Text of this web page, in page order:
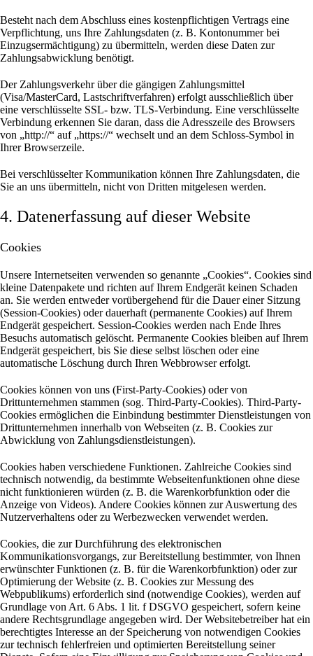
Besteht nach dem Abschluss eines kostenpflichtigen Vertrags eine
Verpflichtung, uns Ihre Zahlungsdaten (z. B. Kontonummer bei
Einzugsermächtigung) zu übermitteln, werden diese Daten zur
Zahlungsabwicklung benötigt.
Der Zahlungsverkehr über die gängigen Zahlungsmittel
(Visa/MasterCard, Lastschriftverfahren) erfolgt ausschließlich über
eine verschlüsselte SSL- bzw. TLS-Verbindung. Eine verschlüsselte
Verbindung erkennen Sie daran, dass die Adresszeile des Browsers
von „http://“ auf „https://“ wechselt und an dem Schloss-Symbol in
Ihrer Browserzeile.
Bei verschlüsselter Kommunikation können Ihre Zahlungsdaten, die
Sie an uns übermitteln, nicht von Dritten mitgelesen werden.
4. Datenerfassung auf dieser Website
Cookies
Unsere Internetseiten verwenden so genannte „Cookies“. Cookies sind
kleine Datenpakete und richten auf Ihrem Endgerät keinen Schaden
an. Sie werden entweder vorübergehend für die Dauer einer Sitzung
(Session-Cookies) oder dauerhaft (permanente Cookies) auf Ihrem
Endgerät gespeichert. Session-Cookies werden nach Ende Ihres
Besuchs automatisch gelöscht. Permanente Cookies bleiben auf Ihrem
Endgerät gespeichert, bis Sie diese selbst löschen oder eine
automatische Löschung durch Ihren Webbrowser erfolgt.
Cookies können von uns (First-Party-Cookies) oder von
Drittunternehmen stammen (sog. Third-Party-Cookies). Third-Party-
Cookies ermöglichen die Einbindung bestimmter Dienstleistungen von
Drittunternehmen innerhalb von Webseiten (z. B. Cookies zur
Abwicklung von Zahlungsdienstleistungen).
Cookies haben verschiedene Funktionen. Zahlreiche Cookies sind
technisch notwendig, da bestimmte Webseitenfunktionen ohne diese
nicht funktionieren würden (z. B. die Warenkorbfunktion oder die
Anzeige von Videos). Andere Cookies können zur Auswertung des
Nutzerverhaltens oder zu Werbezwecken verwendet werden.
Cookies, die zur Durchführung des elektronischen
Kommunikationsvorgangs, zur Bereitstellung bestimmter, von Ihnen
erwünschter Funktionen (z. B. für die Warenkorbfunktion) oder zur
Optimierung der Website (z. B. Cookies zur Messung des
Webpublikums) erforderlich sind (notwendige Cookies), werden auf
Grundlage von Art. 6 Abs. 1 lit. f DSGVO gespeichert, sofern keine
andere Rechtsgrundlage angegeben wird. Der Websitebetreiber hat ein
berechtigtes Interesse an der Speicherung von notwendigen Cookies
zur technisch fehlerfreien und optimierten Bereitstellung seiner